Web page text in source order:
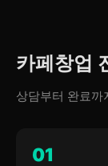
카페창업
상담부터 완료까
01